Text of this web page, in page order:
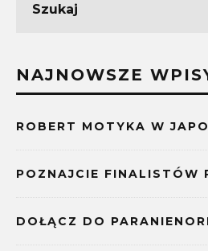
NAJNOWSZE
ROBERT MOTYKA W
POZNAJCIE FINALISTÓW
DOŁĄCZ DO